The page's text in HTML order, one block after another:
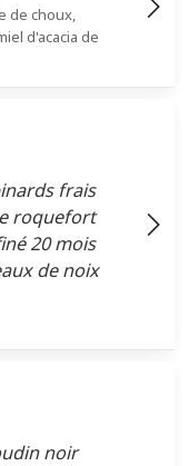
de choux,
d'acacia de
frais
roquefort
20 mois
de noix
noir